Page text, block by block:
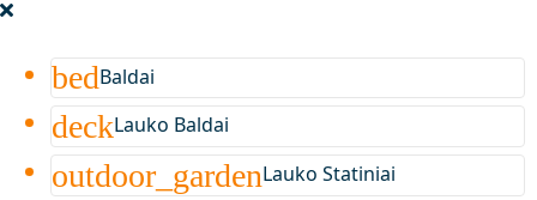
bedBaldai
deckLauko Baldai
outdoor_gardenLauko Statiniai